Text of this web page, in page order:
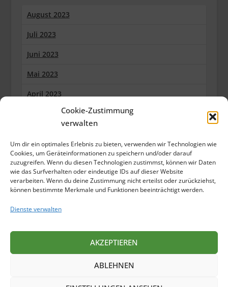
Cookie-Zustimmung
verwalten
Um dir ein optimales Erlebnis zu bieten, verwenden wir Technologien wie
Cookies, um Geräteinformationen zu speichern und/oder darauf
zuzugreifen. Wenn du diesen Technologien zustimmst, können wir Daten
wie das Surfverhalten oder eindeutige IDs auf dieser Website
verarbeiten. Wenn du deine Zustimmung nicht erteilst oder zurückziehst,
können bestimmte Merkmale und Funktionen beeinträchtigt werden.
Dienste verwalten
AKZEPTIEREN
ABLEHNEN
August 2023
Juli 2023
Juni 2023
Mai 2023
April 2023
März 2023
Januar 2023
Dezember 2022
Oktober 2022
September 2022
Juli 2022
Juni 2022